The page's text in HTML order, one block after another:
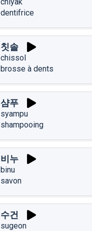
dentifrice
칫솔
chissol
brosse à dents
샴푸
syampu
shampooing
비누
binu
savon
수건
sugeon